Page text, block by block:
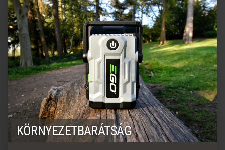
KÖRNYEZETBARÁTSÁG